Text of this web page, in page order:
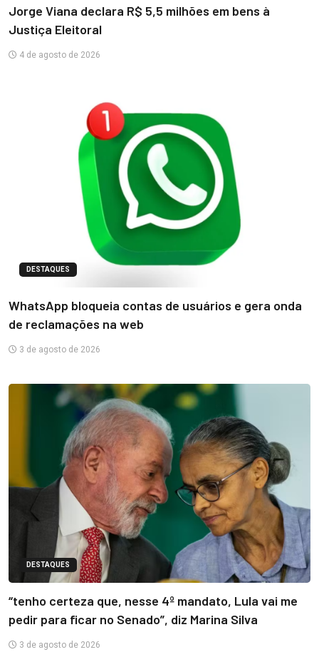
Jorge Viana declara R$ 5,5 milhões em bens à
Justiça Eleitoral
4 de agosto de 2026
DESTAQUES
WhatsApp bloqueia contas de usuários e gera onda
de reclamações na web
3 de agosto de 2026
DESTAQUES
“tenho certeza que, nesse 4º mandato, Lula vai me
pedir para ficar no Senado”, diz Marina Silva
3 de agosto de 2026